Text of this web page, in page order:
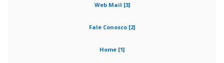
Web Mail [3]
Fale Conosco [2]
Home [1]